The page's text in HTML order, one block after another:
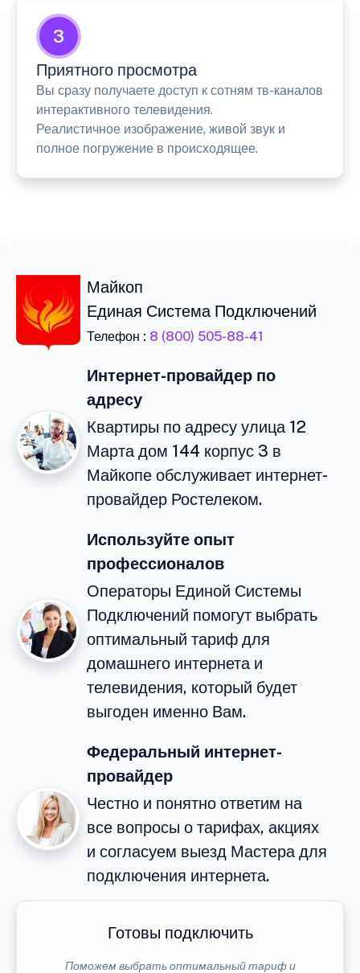
3
Приятного просмотра
Вы сразу получаете доступ к сотням тв-каналов
интерактивного телевидения.
Реалистичное изображение, живой звук и
полное погружение в происходящее.
Майкоп
Единая Система Подключений
Телефон : 8 (800) 505-88-41
Интернет-провайдер по
адресу
Квартиры по адресу улица 12
Марта дом 144 корпус 3 в
Майкопе обслуживает интернет-
провайдер Ростелеком.
Используйте опыт
профессионалов
Операторы Единой Системы
Подключений помогут выбрать
оптимальный тариф для
домашнего интернета и
телевидения, который будет
выгоден именно Вам.
Федеральный интернет-
провайдер
Честно и понятно ответим на
все вопросы о тарифах, акциях
и согласуем выезд Мастера для
подключения интернета.
Готовы подключить
Поможем выбрать оптимальный тариф и